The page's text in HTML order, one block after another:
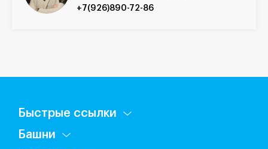
+7(926)890-72-86
Быстрые ссылки
Башни